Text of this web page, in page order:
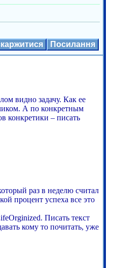
Посилання
видно задачу. Как ее
А по конкретным
конкретики – писать
раз в неделю считал
процент успеха все это
Писать текст
кому то почитать, уже